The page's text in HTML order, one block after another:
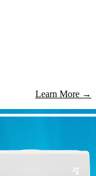
Learn More →